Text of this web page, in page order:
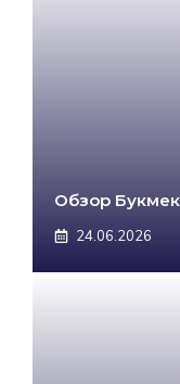
Обзор
24.06.2026